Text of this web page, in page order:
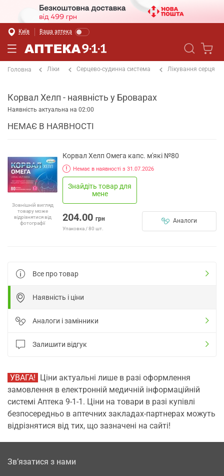
Київ Ваша аптека
Головна Ліки Серцево-судинна система Лікування серця
Корвал Хелп - наявність у Броварах
Наявність актуальна на 02:00
НЕМАЄ В НАЯВНОСТІ
Зовнішній вигляд
товару може
відрізнятися від
фотографії
Корвал Хелп Омега капс. м'які №80
Немає в наявності з 31.07.2026
Знайдіть товар для
мене
204.00 грн
Упаковка / 80 шт.
Аналоги
Все про товар
Наявність і ціни
Аналоги і замінники
Залишити відгук
УВАГА! Ціни актуальні лише в разі оформлення
замовлення в електронній медичній інформаційній
системі Аптека 9-1-1. Ціни на товари в разі купівлі
безпосередньо в аптечних закладах-партнерах можуть
відрізнятися від тих, що зазначені на сайті!
Зв’язатися з нами